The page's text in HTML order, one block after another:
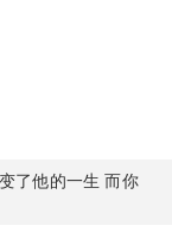
了他的一生 而你